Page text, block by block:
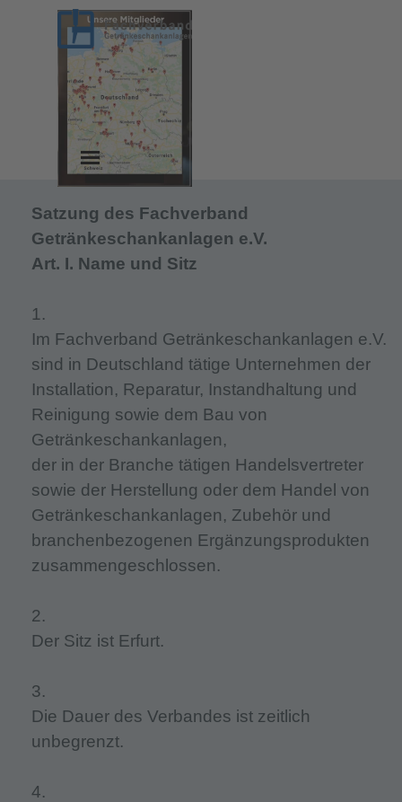
Direkt zum Seiteninhalt
Menü überspringen
Satzung des Fachverband
Getränkeschankanlagen e.V.
Art. I. Name und Sitz
1.
Im Fachverband Getränkeschankanlagen e.V.
sind in Deutschland tätige Unternehmen der
Installation, Reparatur, Instandhaltung und
Reinigung sowie dem Bau von
Getränkeschankanlagen,
der in der Branche tätigen Handelsvertreter
sowie der Herstellung oder dem Handel von
Getränkeschankanlagen, Zubehör und
branchenbezogenen Ergänzungsprodukten
zusammengeschlossen.
2.
Der Sitz ist Erfurt.
3.
Die Dauer des Verbandes ist zeitlich
unbegrenzt.
4.